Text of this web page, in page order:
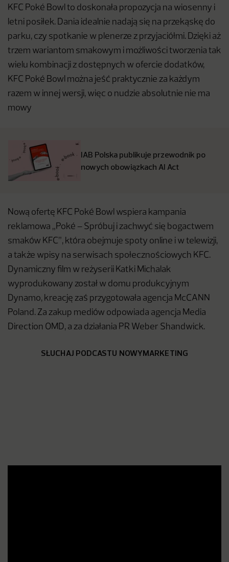
KFC Poké Bowl to doskonała propozycja na wiosenny i
letni posiłek. Dania idealnie nadają się na przekąskę do
parku, czy spotkanie w plenerze z przyjaciółmi. Dzięki aż
trzem wariantom smakowym i możliwości tworzenia tak
wielu kombinacji z dostępnych w ofercie dodatków,
KFC Poké Bowl można jeść praktycznie za każdym
razem w innej wersji, więc o nudzie absolutnie nie ma
mowy
IAB Polska publikuje przewodnik po
nowych obowiązkach AI Act
Nową ofertę KFC Poké Bowl wspiera kampania
reklamowa „Poké – Spróbuj i zachwyć się bogactwem
smaków KFC”, która obejmuje spoty online i w telewizji,
a także wpisy na serwisach społecznościowych KFC.
Dynamiczny film w reżyserii Katki Michalak
wyprodukowany został w domu produkcyjnym
Dynamo, kreację zaś przygotowała agencja McCANN
Poland. Za zakup mediów odpowiada agencja Media
Direction OMD, a za działania PR Weber Shandwick.
SŁUCHAJ PODCASTU NOWYMARKETING